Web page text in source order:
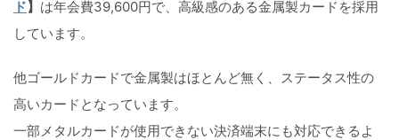
ド】 は年会費39,600円で、高級感のある金属製カードを採用
しています。
他ゴールドカードで金属製はほとんど無く、ステータス性の
高いカードとなっています。
一部メタルカードが使用できない決済端末にも対応できるよ